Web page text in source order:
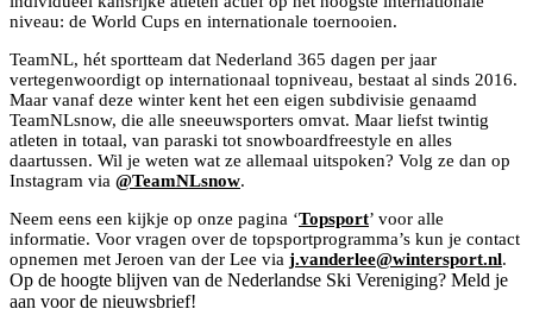
niveau: de World Cups en internationale toernooien.
TeamNL, hét sportteam dat Nederland 365 dagen per jaar
vertegenwoordigt op internationaal topniveau, bestaat al sinds 2016.
Maar vanaf deze winter kent het een eigen subdivisie genaamd
TeamNLsnow, die alle sneeuwsporters omvat. Maar liefst twintig
atleten in totaal, van paraski tot snowboardfreestyle en alles
daartussen. Wil je weten wat ze allemaal uitspoken? Volg ze dan op
Instagram via @TeamNLsnow.
Neem eens een kijkje op onze pagina ‘Topsport’ voor alle
informatie. Voor vragen over de topsportprogramma’s kun je contact
opnemen met Jeroen van der Lee via j.vanderlee@wintersport.nl.
Op de hoogte blijven van de Nederlandse Ski Vereniging? Meld je
aan voor de nieuwsbrief!